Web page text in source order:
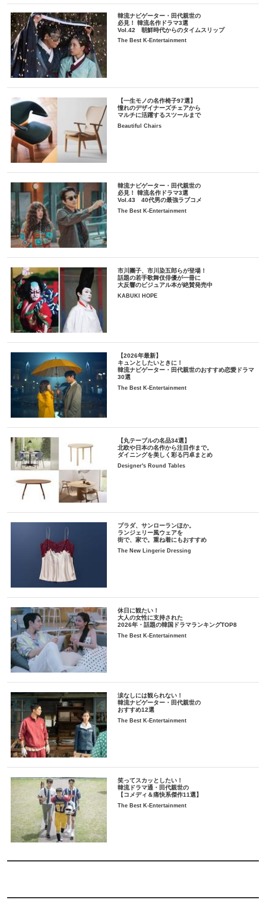
韓流ナビゲーター・田代親世の
必見！ 韓流名作ドラマ3選
Vol.42 朝鮮時代からのタイムスリップ
The Best K-Entertainment
【一生モノの名作椅子97選】
憧れのデザイナーズチェアから
マルチに活躍するスツールまで
Beautiful Chairs
韓流ナビゲーター・田代親世の
必見！ 韓流名作ドラマ3選
Vol.43 40代男の最強ラブコメ
The Best K-Entertainment
市川團子、市川染五郎らが登場！
話題の若手歌舞伎俳優が一冊に
大反響のビジュアル本が絶賛発売中
KABUKI HOPE
【2026年最新】
キュンとしたいときに！
韓流ナビゲーター・田代親世のおすすめ恋愛ドラマ
30選
The Best K-Entertainment
【丸テーブルの名品34選】
北欧や日本の名作から注目作まで。
ダイニングを美しく彩る円卓まとめ
Designer's Round Tables
プラダ、サンローランほか。
ランジェリー風ウェアを
街で、家で。重ね着にもおすすめ
The New Lingerie Dressing
休日に観たい！
大人の女性に支持された
2026年・話題の韓国ドラマランキングTOP8
The Best K-Entertainment
涙なしには観られない！
韓流ナビゲーター・田代親世の
おすすめ12選
The Best K-Entertainment
笑ってスカッとしたい！
韓流ドラマ通・田代親世の
【コメディ＆痛快系傑作11選】
The Best K-Entertainment